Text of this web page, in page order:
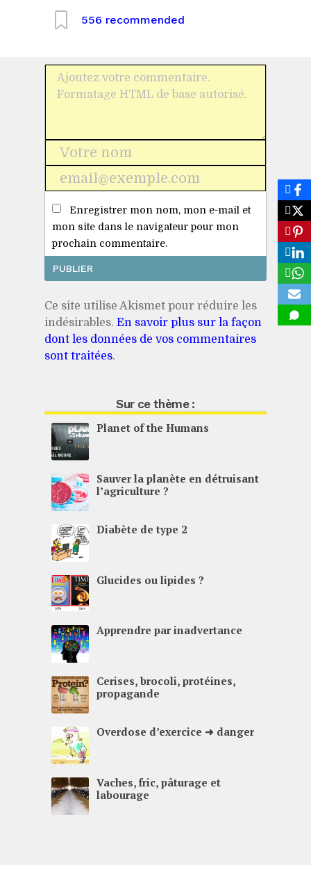
556 recommended
Nom
E-
mailEnregistrer mon nom, mon e-mail et
mon site dans le navigateur pour mon
prochain commentaire.
Ce site utilise Akismet pour réduire les
indésirables. En savoir plus sur la façon
dont les données de vos commentaires
sont traitées.
Sur ce thème :
Planet of the Humans
Sauver la planète en détruisant
l’agriculture ?
Diabète de type 2
Glucides ou lipides ?
Apprendre par inadvertance
Cerises, brocoli, protéines,
propagande
Overdose d’exercice ➜ danger
Vaches, fric, pâturage et
labourage